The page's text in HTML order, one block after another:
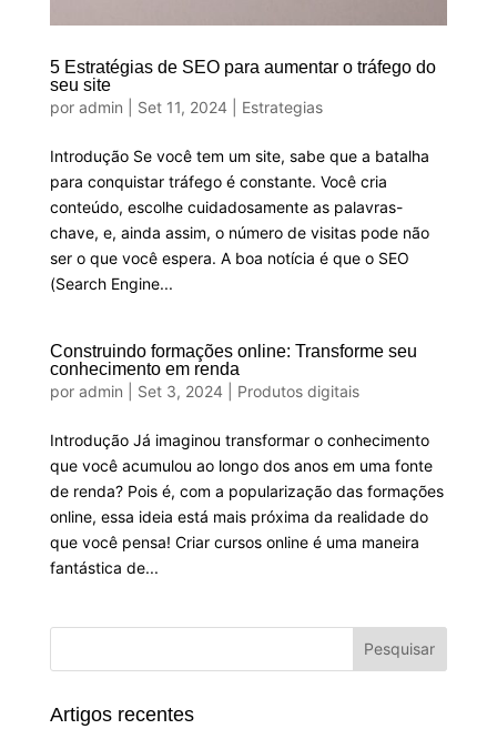
5 Estratégias de SEO para aumentar o tráfego do
seu site
por admin Set 11, 2024| Estrategias
Introdução Se você tem um site, sabe que a batalha
para conquistar tráfego é constante. Você cria
conteúdo, escolhe cuidadosamente as palavras-
chave, e, ainda assim, o número de visitas pode não
ser o que você espera. A boa notícia é que o SEO
(Search Engine...
Construindo formações online: Transforme seu
conhecimento em renda
por admin Set 3, 2024| Produtos digitais
Introdução Já imaginou transformar o conhecimento
que você acumulou ao longo dos anos em uma fonte
de renda? Pois é, com a popularização das formações
online, essa ideia está mais próxima da realidade do
que você pensa! Criar cursos online é uma maneira
fantástica de...
Artigos recentes